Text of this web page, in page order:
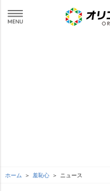
ホーム 羞恥心 ニュース